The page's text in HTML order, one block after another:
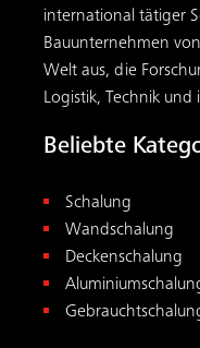
international tätiger
Bauunternehmen
Welt aus, die
Logistik, Technik
Beliebte
Schalung
Wandschalung
Deckenschalung